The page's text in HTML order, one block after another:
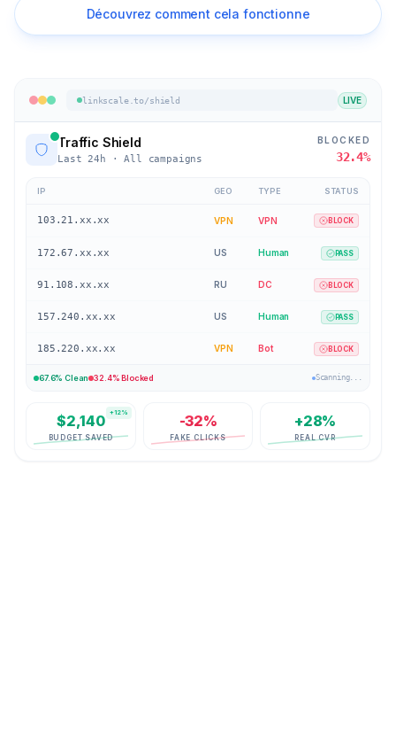
Découvrez comment cela fonctionne
linkscale.to/shield LIVE
Traffic Shield
Last 24h · All campaigns
BLOCKED
32.4%
IP GEO TYPE STATUS
172.67.xx.xx US Human PASS
91.108.xx.xx RU DC BLOCK
157.240.xx.xx US Human PASS
185.220.xx.xx VPN Bot BLOCK
34.102.xx.xx FR Human PASS
67.6% Clean 32.4% Blocked Scanning...
$2,140
BUDGET SAVED
+12% -32%
FAKE CLICKS
+28%
REAL CVR